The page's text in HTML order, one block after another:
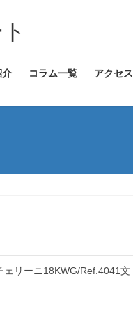
介 コラム一覧 アクセス
ェリーニ18KWG/Ref.4041文